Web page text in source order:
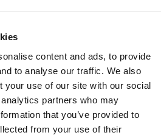
content and ads, to provide
to analyse our traffic. We also
your use of our site with our social
partners who may
that you’ve provided to
from your use of their
لعبة مونوبولي بحجم